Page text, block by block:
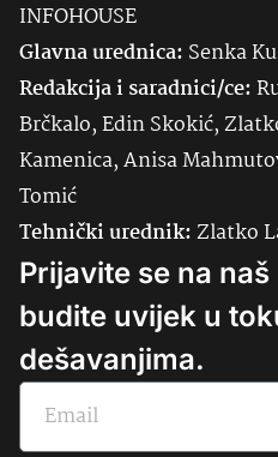
INFOHOUSE
Glavna urednica: Senka
Redakcija i saradnici/ce:
Brčkalo, Edin Skokić,
Kamenica, Anisa
Tomić
Tehnički urednik:Zlatko
Prijavite se na
budite uvijek u
dešavanjima.